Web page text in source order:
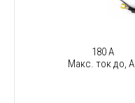
180 А
Макс. ток до, А